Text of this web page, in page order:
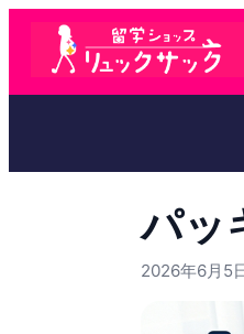
パッ
2026年6月5